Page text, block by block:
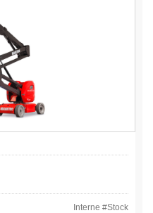
Interne #Stock